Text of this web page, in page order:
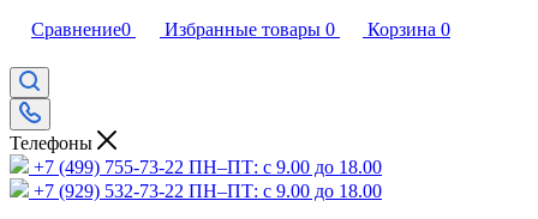
Сравнение0 Избранные товары 0 Корзина 0
Телефоны
+7 (499) 755-73-22 ПН–ПТ: с 9.00 до 18.00
+7 (929) 532-73-22 ПН–ПТ: с 9.00 до 18.00